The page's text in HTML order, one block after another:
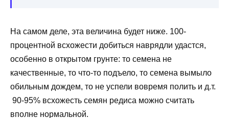
На самом деле, эта величина будет ниже. 100-
процентной всхожести добиться наврядли удастся,
особенно в открытом грунте: то семена не
качественные, то что-то подъело, то семена вымыло
обильным дождем, то не успели вовремя полить и д.т.
90-95% всхожесть семян редиса можно считать
вполне нормальной.